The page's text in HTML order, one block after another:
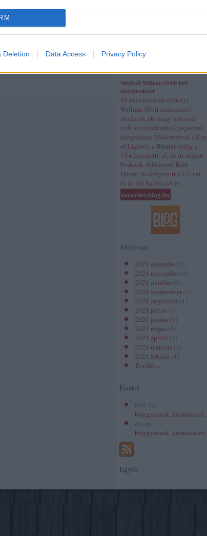
Deletion Data Access Privacy Policy
Tíci és Gedi
Most olvasom
Meghalt William Orbit brit
sztárproducer
69 éves korában elhunyt
William Orbit zeneszerző-
producer, aki nagy hatással
volt az ezredforduló popzenei
hangzására. Madonnával a Ray
of Lightot, a Blurral pedig a
13-t készítette el, de írt slágert
Pinknek, felfedezte Beth
Ortont, és dolgozott a U2-val
és az All Saintsszel is.
recorder.blog.hu
Archívum
2021 december (2
2021 november (4
2021 október (3
2021 szeptember (2
2021 augusztus ( 1
2021 július ( 1
2021 június ( 1
2021 május (4
2021 április (3
2021 március (3
2021 február ( 1
Tovább...
Feedek
RSS 2.0
bejegyzések, kommentek
Atom
bejegyzések, kommentek
Egyéb